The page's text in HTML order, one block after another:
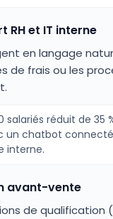
RH et IT interne
en langage
de frais ou les
salariés réduit de 35
un chatbot connecté
interne.
avant-vente
de qualification